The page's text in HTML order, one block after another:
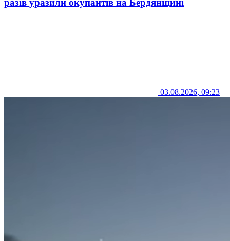
разів уразили окупантів на Бердянщині
03.08.2026, 09:23